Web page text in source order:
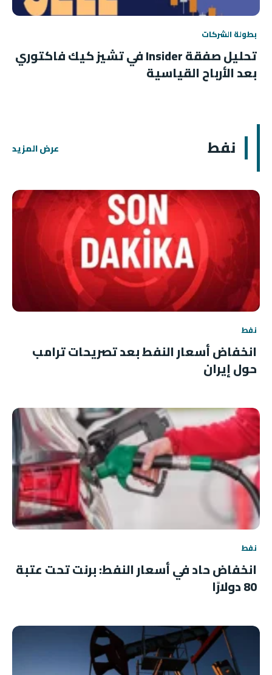
بطولة الشركات
تحليل صفقة Insider في تشيز كيك فاكتوري
بعد الأرباح القياسية
نفط عرض المزيد
نفط
انخفاض أسعار النفط بعد تصريحات ترامب
حول إيران
نفط
انخفاض حاد في أسعار النفط: برنت تحت عتبة
80 دولارًا